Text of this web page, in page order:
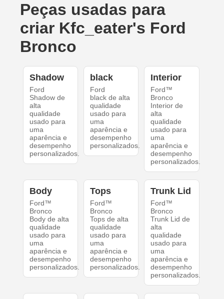
Peças usadas para
criar Kfc_eater's Ford
Bronco
Shadow
Ford
Shadow de
alta
qualidade
usado para
uma
aparência e
desempenho
personalizados.
black
Ford
black de alta
qualidade
usado para
uma
aparência e
desempenho
personalizados.
Interior
Ford™
Bronco
Interior de
alta
qualidade
usado para
uma
aparência e
desempenho
personalizados.
Body
Ford™
Bronco
Body de alta
qualidade
usado para
uma
aparência e
desempenho
personalizados.
Tops
Ford™
Bronco
Tops de alta
qualidade
usado para
uma
aparência e
desempenho
personalizados.
Trunk Lid
Ford™
Bronco
Trunk Lid de
alta
qualidade
usado para
uma
aparência e
desempenho
personalizados.